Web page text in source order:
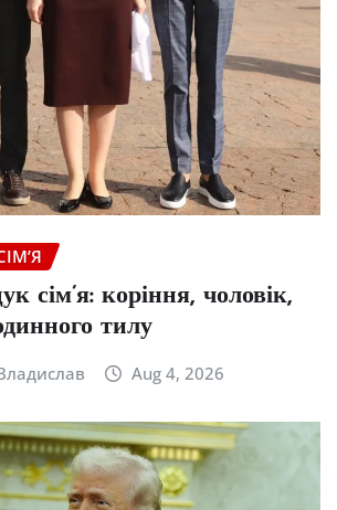
сім’я: коріння, чоловік,
тилу
Aug 4, 2026